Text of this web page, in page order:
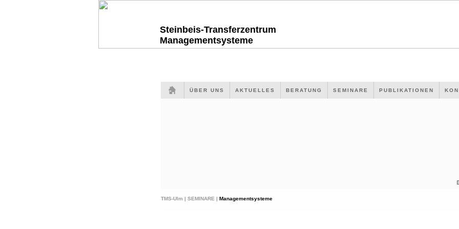
Steinbeis-Transferzentrum
Managementsysteme
ÜBER UNS AKTUELLES BERATUNG SEMINARE PUBLIKATIONEN
TMS-Ulm | SEMINARE | Managementsysteme